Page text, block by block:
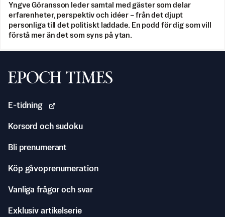
Yngve Göransson leder samtal med gäster som delar
erfarenheter, perspektiv och idéer – från det djupt
personliga till det politiskt laddade. En podd för dig som vill
förstå mer än det som syns på ytan.
Svenska Epoch Times
E-tidning
Korsord och sudoku
Bli prenumerant
Köp gåvoprenumeration
Vanliga frågor och svar
Exklusiv artikelserie